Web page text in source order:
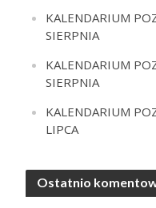
KALENDARIUM
SIERPNIA
KALENDARIUM
SIERPNIA
KALENDARIUM
LIPCA
Ostatnio